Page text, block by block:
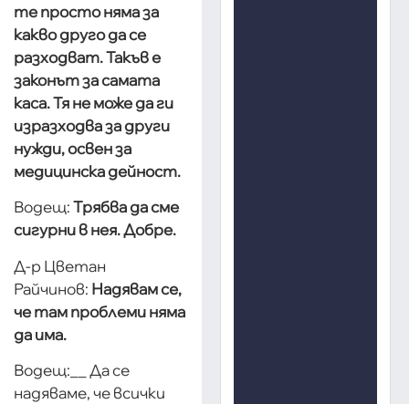
те просто няма за
какво друго да се
разходват. Такъв е
законът за самата
каса. Тя не може да ги
изразходва за други
нужди, освен за
медицинска дейност.
Водещ:Трябва да сме
сигурни в нея. Добре.
Д-р Цветан
Райчинов: Надявам се,
че там проблеми няма
да има.
Водещ:__ Да се
надяваме, че всички